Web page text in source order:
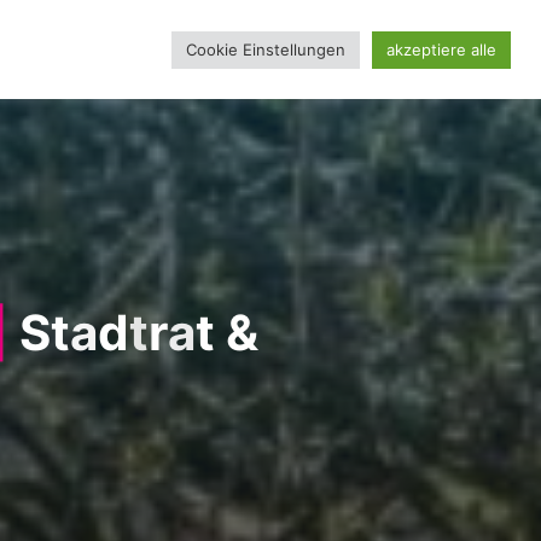
Stadtrat &
Cookie Einstellungen akzeptiere alle